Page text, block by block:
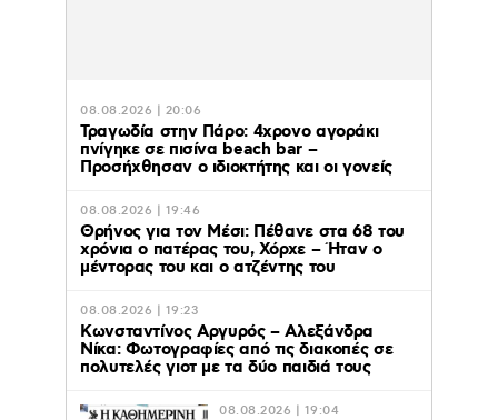
08.08.2026 | 20:06
Τραγωδία στην Πάρο: 4χρονο αγοράκι
πνίγηκε σε πισίνα beach bar –
Προσήχθησαν ο ιδιοκτήτης και οι γονείς
08.08.2026 | 19:46
Θρήνος για τον Μέσι: Πέθανε στα 68 του
χρόνια ο πατέρας του, Χόρχε – Ήταν ο
μέντορας του και ο ατζέντης του
08.08.2026 | 19:23
Κωνσταντίνος Αργυρός – Αλεξάνδρα
Νίκα: Φωτογραφίες από τις διακοπές σε
πολυτελές γιοτ με τα δύο παιδιά τους
08.08.2026 | 19:04